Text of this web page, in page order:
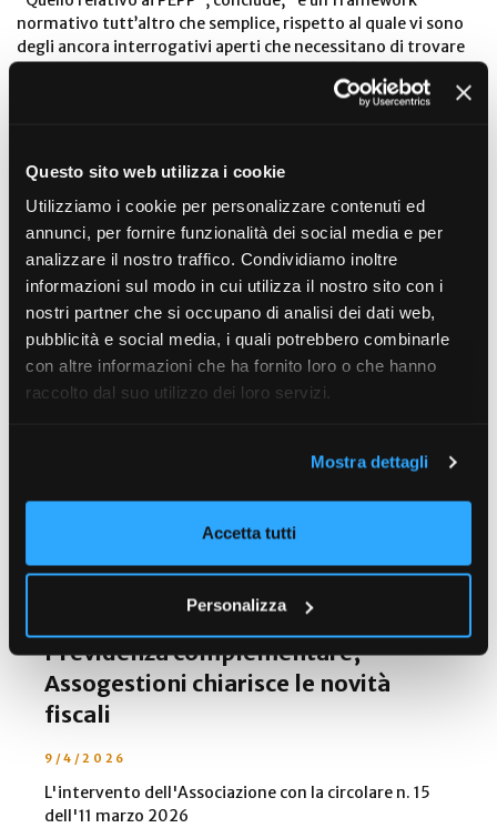
Questo sito web utilizza i cookie
Utilizziamo i cookie per personalizzare contenuti ed
annunci, per fornire funzionalità dei social media e per
analizzare il nostro traffico. Condividiamo inoltre
informazioni sul modo in cui utilizza il nostro sito con i
nostri partner che si occupano di analisi dei dati web,
pubblicità e social media, i quali potrebbero combinarle
con altre informazioni che ha fornito loro o che hanno
raccolto dal suo utilizzo dei loro servizi.
Mostra dettagli
Accetta tutti
Personalizza
normativo tutt’altro che semplice, rispetto al quale vi sono
degli ancora interrogativi aperti che necessitano di trovare
ai PEPP possa essere da stimolo per aprire una nuova
partire dal trattamento fiscale”.
Dal 22 marzo 2022 è applicabile il regolamento europeo che
disciplina i Pan-European Personal Pension Product. Le
risposte di Assogestioni alla consultazione del ministero
ARTICOLO IN PDF
Leggi Anche
Previdenza complementare,
Assogestioni chiarisce le novità
fiscali
9/4/2026
L'intervento dell'Associazione con la circolare n. 15
dell'11 marzo 2026